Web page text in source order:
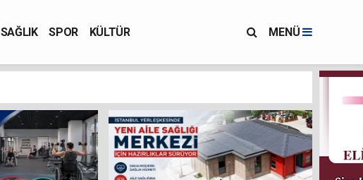
SAĞLIK SPOR KÜLTÜR MENÜ